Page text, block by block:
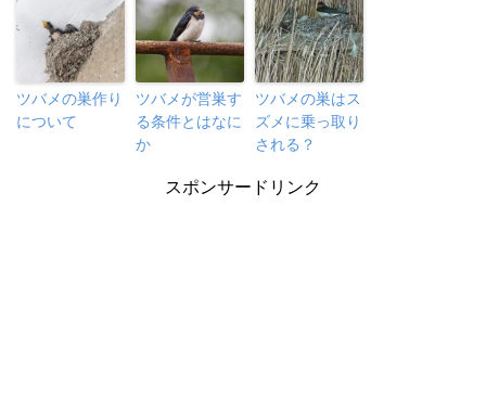
ツバメの巣作り
について
ツバメが営巣す
る条件とはなに
か
ツバメの巣はス
ズメに乗っ取り
される？
スポンサードリンク